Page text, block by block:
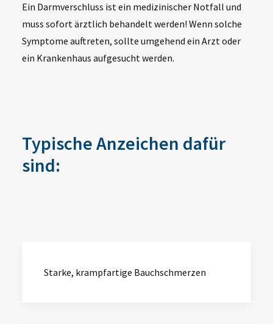
Ein Darmverschluss ist ein medizinischer Notfall und
muss sofort ärztlich behandelt werden! Wenn solche
Symptome auftreten, sollte umgehend ein Arzt oder
ein Krankenhaus aufgesucht werden.
Typische Anzeichen dafür
sind:
Starke, krampfartige Bauchschmerzen